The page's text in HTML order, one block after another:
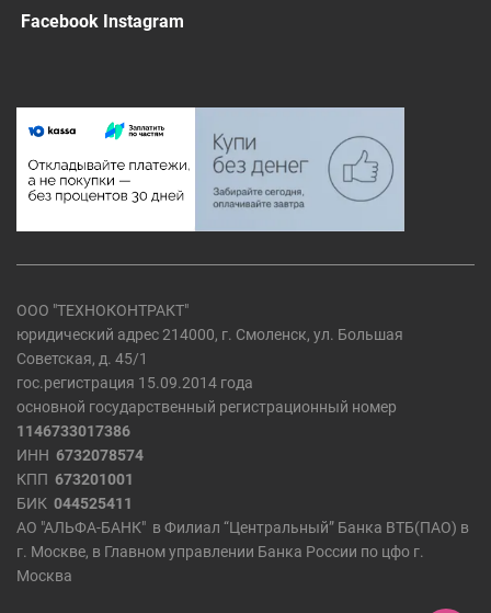
Facebook Instagram
ООО "ТЕХНОКОНТРАКТ"
юридический адрес 214000, г. Смоленск, ул. Большая
Советская, д. 45/1
гос.регистрация 15.09.2014 года
основной государственный регистрационный номер
1146733017386
ИНН 6732078574
КПП 673201001
БИК 044525411
АО "АЛЬФА-БАНК" в Филиал “Центральный” Банка ВТБ(ПАО) в
г. Москве, в Главном управлении Банка России по цфо г.
Москва